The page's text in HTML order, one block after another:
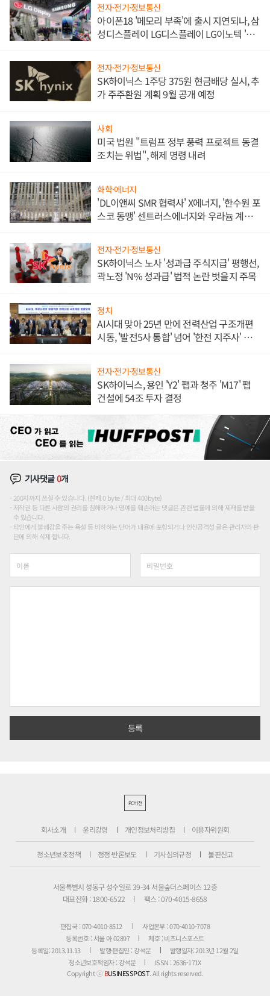
전자·전기·정보통신
아이폰18 '메모리 부족'에 출시 지연되나, 삼
성디스플레이 LG디스플레이 LG이노텍 '탈
전자·전기·정보통신
SK하이닉스 1주당 375원 현금배당 실시, 추
가 주주환원 계획 9월 공개 예정
사회
미국 법원 "트럼프 정부 풍력 프로젝트 동결
조치는 위법", 해제 명령 내려
화학·에너지
'DL이앤씨 SMR 협력사' X에너지, '한수원 포
스코 동맹' 센트러스에너지와 우라늄 계약
전자·전기·정보통신
SK하이닉스 노사 '성과급 주식지급' 평행선,
곽노정 'N% 성과급' 법적 논란 벗을지 주목
정치
AI시대 맞아 25년 만에 전력산업 구조개편
시동, '발전5사 통합' 넘어 '한전 지주사' 재편
전자·전기·정보통신
SK하이닉스, 용인 'Y2' 팹과 청주 'M17' 팹
건설에 54조 투자 결정
기사댓글0개
200자까지 쓰실 수 있습니다. (현재 0 byte / 최대 400byte)
저작권 등 다른 사람의 권리를 침해하거나 명예를 훼손하는 댓글은 관련 법률에 의해 제재를 받을
수 있습니다.
타인에게 불쾌감을 주는 욕설 등 비하하는 단어가 내용에 포함되거나 인신공격성 글은 관리자의 판
단에 의해 삭제 합니다.
PC버전
회사소개 윤리강령 개인정보처리방침 이용자위원회
청소년보호정책 정정·반론보도 기사심의규정 불편신고
서울특별시 성동구 성수일로 39-34 서울숲더스페이스 12층
대표전화 : 1800-6522
팩스 : 070-4015-8658
편집국 : 070-4010-8512
사업본부 : 070-4010-7078
등록번호 : 서울 아 02897
제호 : 비즈니스포스트
등록일: 2013.11.13
발행·편집인 : 강석운
발행일자: 2013년 12월 2일
청소년보호책임자 : 강석운
ISSN : 2636-171X
Copyright ⓒBUSINESSPOST. All rights reserved.